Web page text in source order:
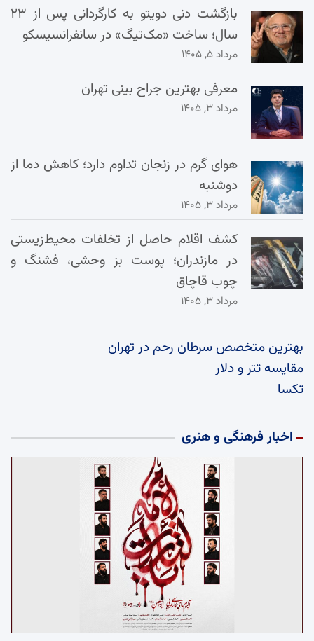
بازگشت دنی دویتو به کارگردانی پس از ۲۳
سال؛ ساخت «مک‌تیگ» در سانفرانسیسکو
مرداد ۵, ۱۴۰۵
معرفی بهترین جراح بینی تهران
مرداد ۳, ۱۴۰۵
هوای گرم در زنجان تداوم دارد؛ کاهش دما از
دوشنبه
مرداد ۳, ۱۴۰۵
کشف اقلام حاصل از تخلفات محیط‌زیستی
در مازندران؛ پوست بز وحشی، فشنگ و
چوب قاچاق
مرداد ۳, ۱۴۰۵
بهترین متخصص سرطان رحم در تهران
مقایسه تتر و دلار
تکسا
اخبار فرهنگی و هنری